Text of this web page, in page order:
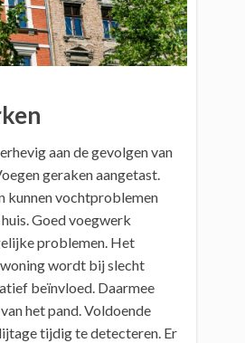
aan de gevolgen van
geraken aangetast.
kunnen vochtproblemen
Goed voegwerk
problemen. Het
wordt bij slecht
beïnvloed. Daarmee
het pand. Voldoende
tijdig te detecteren. Er